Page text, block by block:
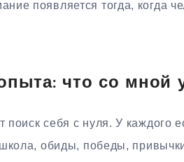
появляется тогда, когда
что со мной
поиск себя с нуля. У каждого
обиды, победы,